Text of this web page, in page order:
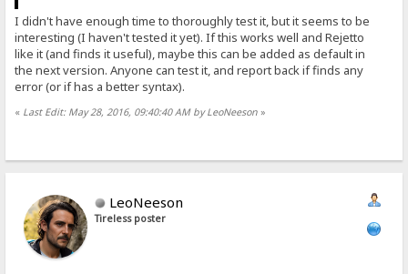
I didn't have enough time to thoroughly test it, but it seems to be
interesting (I haven't tested it yet). If this works well and Rejetto
like it (and finds it useful), maybe this can be added as default in
the next version. Anyone can test it, and report back if finds any
error (or if has a better syntax).
« Last Edit: May 28, 2016, 09:40:40 AM by LeoNeeson »
LeoNeeson
Tireless poster